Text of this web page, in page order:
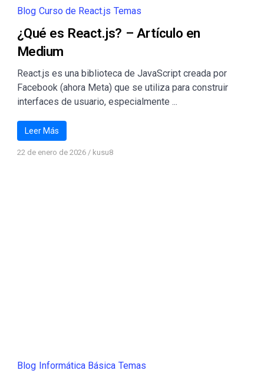
Blog Curso de React.js Temas
¿Qué es React.js? – Artículo en
Medium
React.js es una biblioteca de JavaScript creada por
Facebook (ahora Meta) que se utiliza para construir
interfaces de usuario, especialmente ...
Leer Más
22 de enero de 2026/ kusu8
Blog Informática Básica Temas